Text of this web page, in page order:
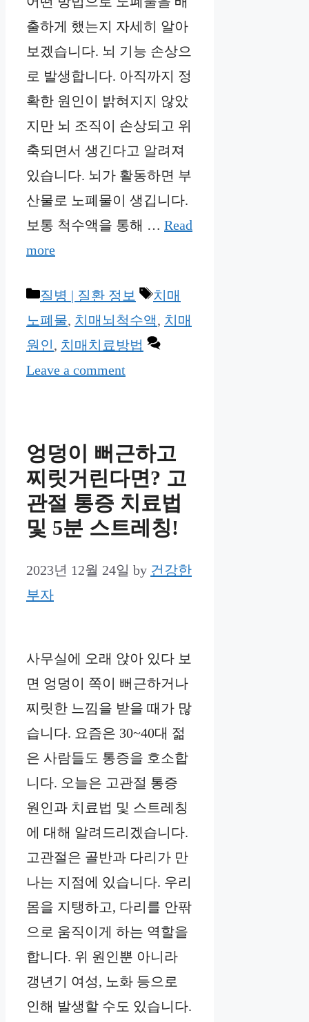
출하게 했는지 자세히 알아
보겠습니다. 뇌 기능 손상으
로 발생합니다. 아직까지 정
확한 원인이 밝혀지지 않았
지만 뇌 조직이 손상되고 위
축되면서 생긴다고 알려져
있습니다. 뇌가 활동하면 부
산물로 노폐물이 생깁니다.
보통 척수액을 통해 … Read
more
Categories
질병 | 질환 정보 Tags
치매
노폐물, 치매뇌척수액, 치매
원인, 치매치료방법
Leave a comment
엉덩이 뻐근하고
찌릿거린다면? 고
관절 통증 치료법
및 5분 스트레칭!
2023년 12월 24일 by 건강한
부자
사무실에 오래 앉아 있다 보
면 엉덩이 쪽이 뻐근하거나
찌릿한 느낌을 받을 때가 많
습니다. 요즘은 30~40대 젊
은 사람들도 통증을 호소합
니다. 오늘은 고관절 통증
원인과 치료법 및 스트레칭
에 대해 알려드리겠습니다.
고관절은 골반과 다리가 만
나는 지점에 있습니다. 우리
몸을 지탱하고, 다리를 안팎
으로 움직이게 하는 역할을
합니다. 위 원인뿐 아니라
갱년기 여성, 노화 등으로
인해 발생할 수도 있습니다.